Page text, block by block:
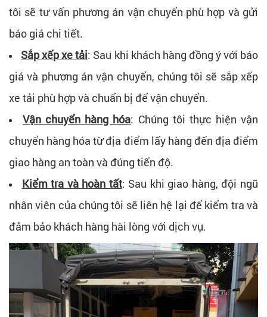
tôi sẽ tư vấn phương án vận chuyển phù hợp và gửi
báo giá chi tiết.
Sắp xếp xe tải: Sau khi khách hàng đồng ý với báo
giá và phương án vận chuyển, chúng tôi sẽ sắp xếp
xe tải phù hợp và chuẩn bị để vận chuyển.
Vận chuyển hàng hóa: Chúng tôi thực hiện vận
chuyển hàng hóa từ địa điểm lấy hàng đến địa điểm
giao hàng an toàn và đúng tiến độ.
Kiểm tra và hoàn tất: Sau khi giao hàng, đội ngũ
nhân viên của chúng tôi sẽ liên hệ lại để kiểm tra và
đảm bảo khách hàng hài lòng với dịch vụ.